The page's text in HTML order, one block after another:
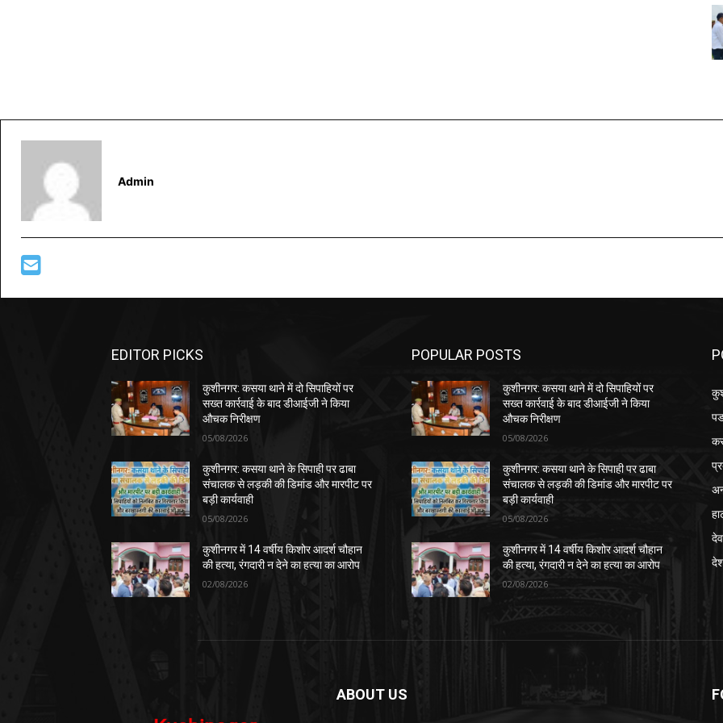
Admin
EDITOR PICKS
कुशीनगर: कसया थाने में दो सिपाहियों पर
सख्त कार्रवाई के बाद डीआईजी ने किया
औचक निरीक्षण
05/08/2026
कुशीनगर: कसया थाने के सिपाही पर ढाबा
संचालक से लड़की की डिमांड और मारपीट पर
बड़ी कार्यवाही
05/08/2026
कुशीनगर में 14 वर्षीय किशोर आदर्श चौहान
की हत्या, रंगदारी न देने का हत्या का आरोप
02/08/2026
POPULAR POSTS
कुशीनगर: कसया थाने में दो सिपाहियों पर
सख्त कार्रवाई के बाद डीआईजी ने किया
औचक निरीक्षण
05/08/2026
कुशीनगर: कसया थाने के सिपाही पर ढाबा
संचालक से लड़की की डिमांड और मारपीट पर
बड़ी कार्यवाही
05/08/2026
कुशीनगर में 14 वर्षीय किशोर आदर्श चौहान
की हत्या, रंगदारी न देने का हत्या का आरोप
02/08/2026
ABOUT US